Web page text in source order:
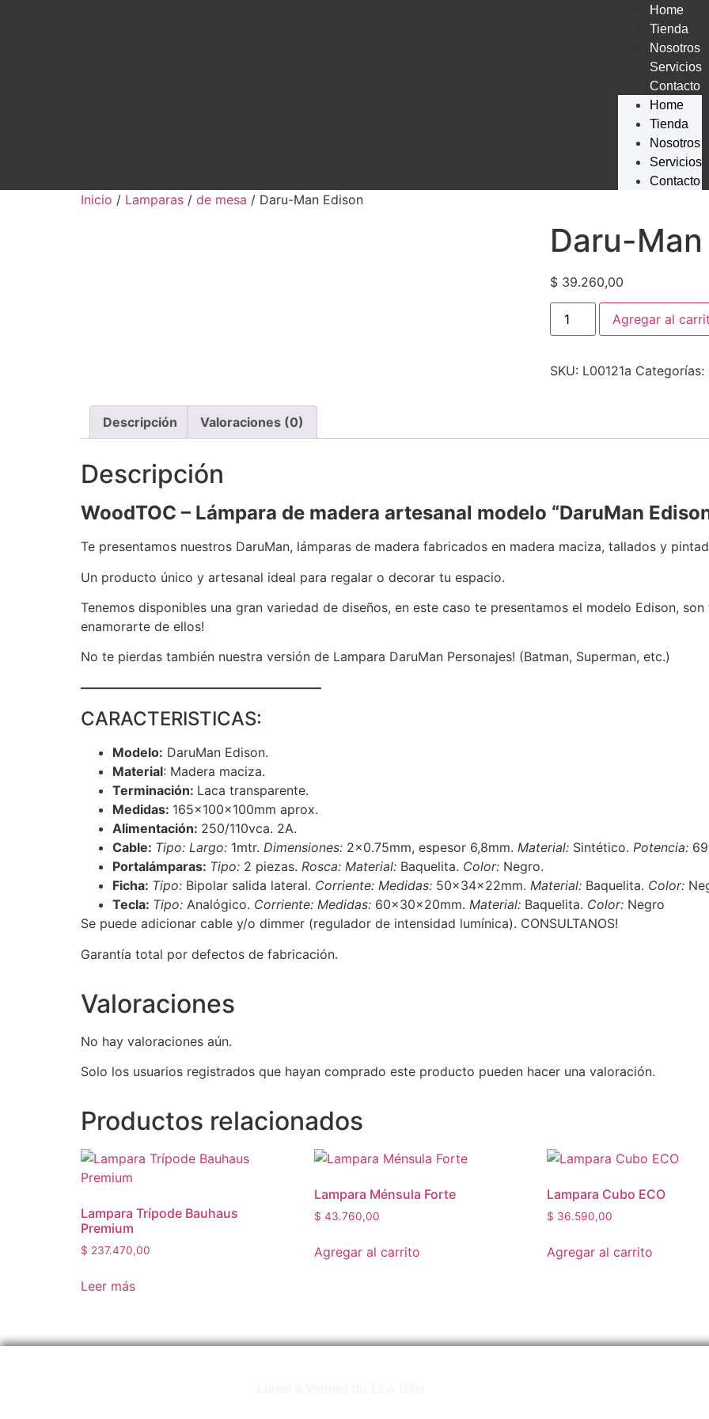
Home
Tienda
Nosotros
Servicios
Contacto
Home
Tienda
Nosotros
Servicios
Contacto
Inicio / Lamparas / de mesa / Daru-Man Edison
Daru-
$39.260,00
Agregar al
SKU: L00121a Categorías:
Descripción Valoraciones (0)
Descripción
WoodTOC – Lámpara de madera artesanal modelo “DaruMan
Te presentamos nuestros DaruMan, lámparas de madera fabricados en madera maciza, tallados y
Un producto único y artesanal ideal para regalar o decorar tu espacio.
Tenemos disponibles una gran variedad de diseños, en este caso te presentamos el modelo Edison,
enamorarte de ellos!
No te pierdas también nuestra versión de Lampara DaruMan Personajes! (Batman, Superman, etc.)
———————————————————
CARACTERISTICAS:
Modelo: DaruMan Edison.
Material: Madera maciza.
Terminación: Laca transparente.
Medidas: 165x100x100mm aprox.
Alimentación: 250/110vca. 2A.
Cable: Tipo: Largo: 1mtr. Dimensiones: 2×0.75mm, espesor 6,8mm. Material: Sintético. Potencia:
Portalámparas: Tipo: 2 piezas. Rosca: Material: Baquelita. Color: Negro.
Ficha: Tipo: Bipolar salida lateral. Corriente: Medidas: 50x34x22mm. Material: Baquelita. Color:
Tecla: Tipo: Analógico. Corriente: Medidas: 60x30x20mm. Material: Baquelita. Color: Negro
Se puede adicionar cable y/o dimmer (regulador de intensidad lumínica). CONSULTANOS!
Garantía total por defectos de fabricación.
Valoraciones
No hay valoraciones aún.
Solo los usuarios registrados que hayan comprado este producto pueden hacer una valoración.
Productos relacionados
Lampara Trípode Bauhaus
Premium
$ 237.470,00
Leer más
Lampara Ménsula Forte
$ 43.760,00
Agregar al carrito
Lampara Cubo ECO
$ 36.590,00
Agregar al carrito